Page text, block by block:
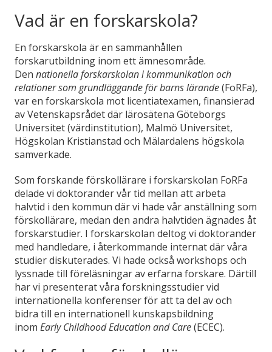
Vad är en forskarskola?
En forskarskola är en sammanhållen
forskarutbildning inom ett ämnesområde.
Den nationella forskarskolan i kommunikation och
relationer som grundläggande för barns lärande(FoRFa),
var en forskarskola mot licentiatexamen, finansierad
av Vetenskapsrådet där lärosätena Göteborgs
Universitet (värdinstitution), Malmö Universitet,
Högskolan Kristianstad och Mälardalens högskola
samverkade.
Som forskande förskollärare i forskarskolan FoRFa
delade vi doktorander vår tid mellan att arbeta
halvtid i den kommun där vi hade vår anställning som
förskollärare, medan den andra halvtiden ägnades åt
forskarstudier. I forskarskolan deltog vi doktorander
med handledare, i återkommande internat där våra
studier diskuterades. Vi hade också workshops och
lyssnade till föreläsningar av erfarna forskare. Därtill
har vi presenterat våra forskningsstudier vid
internationella konferenser för att ta del av och
bidra till en internationell kunskapsbildning
inom Early Childhood Education and Care(ECEC).